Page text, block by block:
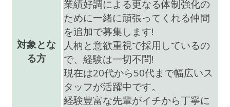
対象とな
る方
業績好調による更なる体制強化の
ために一緒に頑張ってくれる仲間
を追加で募集します!
人柄と意欲重視で採用しているの
で、経験は一切不問!
現在は20代から50代まで幅広いス
タッフが活躍中です。
経験豊富な先輩がイチから丁寧に